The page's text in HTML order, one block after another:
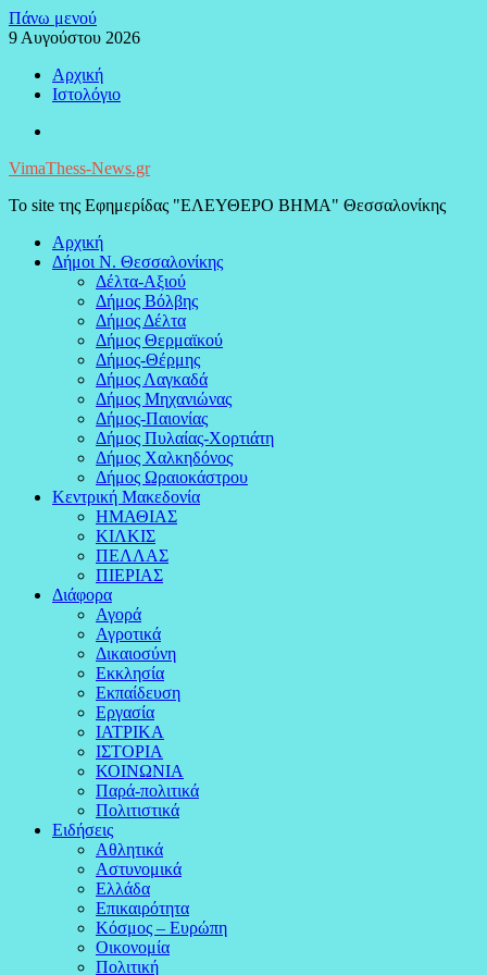
Μεταπηδήστε
στο
Πάνω μενού
9 Αυγούστου 2026
Αρχική
Ιστολόγιο
VimaThess-News.gr
Το site της Εφημερίδας "ΕΛΕΥΘΕΡΟ ΒΗΜΑ" Θεσσαλονίκης
Αρχική
Δήμοι Ν. Θεσσαλονίκης
Δέλτα-Αξιού
Δήμος Βόλβης
Δήμος Δέλτα
Δήμος Θερμαϊκού
Δήμος-Θέρμης
Δήμος Λαγκαδά
Δήμος Μηχανιώνας
Δήμος-Παιονίας
Δήμος Πυλαίας-Χορτιάτη
Δήμος Χαλκηδόνος
Δήμος Ωραιοκάστρου
Κεντρική Μακεδονία
ΗΜΑΘΙΑΣ
ΚΙΛΚΙΣ
ΠΕΛΛΑΣ
ΠΙΕΡΙΑΣ
Διάφορα
Αγορά
Αγροτικά
Δικαιοσύνη
Εκκλησία
Εκπαίδευση
Εργασία
ΙΑΤΡΙΚΑ
ΙΣΤΟΡΙΑ
ΚΟΙΝΩΝΙΑ
Παρά-πολιτικά
Πολιτιστικά
Ειδήσεις
Αθλητικά
Αστυνομικά
Ελλάδα
Επικαιρότητα
Κόσμος – Ευρώπη
Οικονομία
Πολιτική